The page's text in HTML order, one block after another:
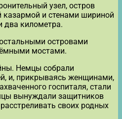
узел, остров
казармой и стенами шириной
два километра.
островами
мостами.
Немцы собрали
и, прикрываясь женщинами,
госпиталя, стали
вынуждали защитников
своих родных